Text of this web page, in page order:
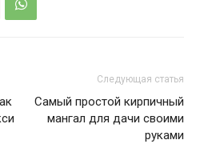
Следующая статья
Самый простой кирпичный
мангал для дачи своими
руками